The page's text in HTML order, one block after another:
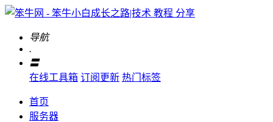
导航
.
〓
在线工具箱 订阅更新 热门标签
首页
服务器